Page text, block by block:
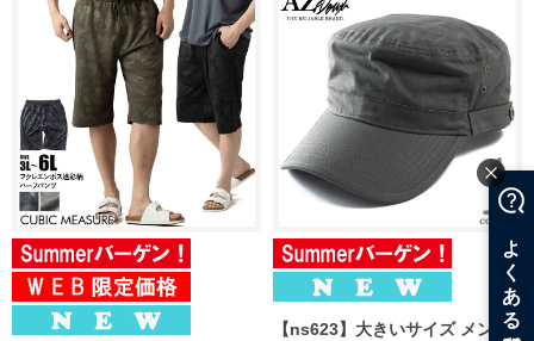
【ns623】大きいサイズ メンズ